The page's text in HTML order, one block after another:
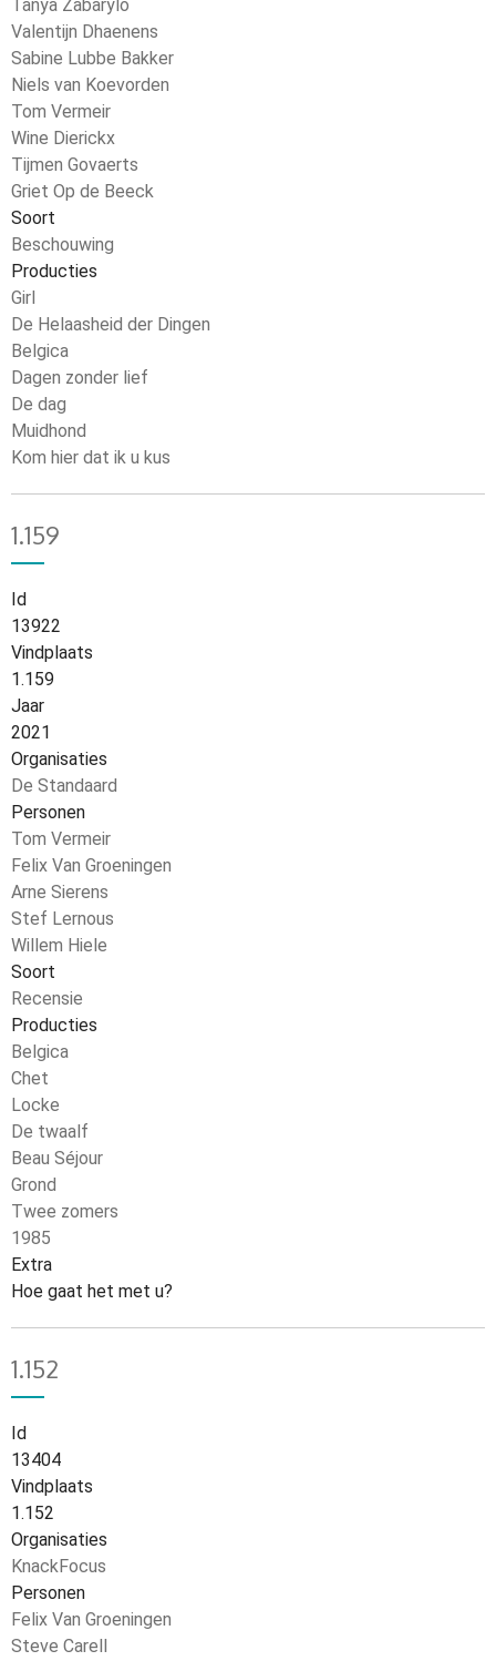
Tanya Zabarylo
Valentijn Dhaenens
Sabine Lubbe Bakker
Niels van Koevorden
Tom Vermeir
Wine Dierickx
Tijmen Govaerts
Griet Op de Beeck
Soort
Beschouwing
Producties
Girl
De Helaasheid der Dingen
Belgica
Dagen zonder lief
De dag
Muidhond
Kom hier dat ik u kus
1.159
Id
13922
Vindplaats
1.159
Jaar
2021
Organisaties
De Standaard
Personen
Tom Vermeir
Felix Van Groeningen
Arne Sierens
Stef Lernous
Willem Hiele
Soort
Recensie
Producties
Belgica
Chet
Locke
De twaalf
Beau Séjour
Grond
Twee zomers
1985
Extra
Hoe gaat het met u?
1.152
Id
13404
Vindplaats
1.152
Organisaties
KnackFocus
Personen
Felix Van Groeningen
Steve Carell